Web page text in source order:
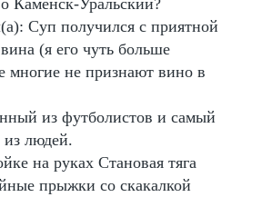
Каменск-Уральский?
Суп получился с приятной
(я его чуть больше
многие не признают вино в
из футболистов и самый
людей.
на руках Становая тяга
прыжки со скакалкой